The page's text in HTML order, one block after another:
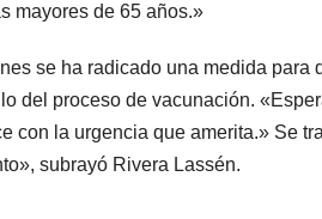
mayores de 65 años.»
se ha radicado una medida
del proceso de vacunación.
con la urgencia que amerita.» Se
subrayó Rivera Lassén.